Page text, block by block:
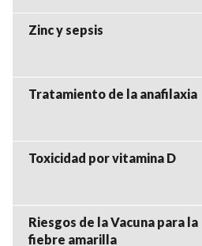
Zinc y sepsis
Tratamiento de la anafilaxia
Toxicidad por vitamina D
Riesgos de la Vacuna para la
fiebre amarilla